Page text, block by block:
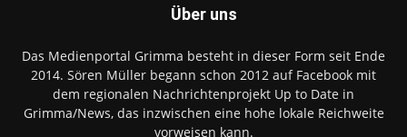
Über uns
Das Medienportal Grimma besteht in dieser Form seit Ende
2014. Sören Müller begann schon 2012 auf Facebook mit
dem regionalen Nachrichtenprojekt Up to Date in
Grimma/News, das inzwischen eine hohe lokale Reichweite
vorweisen kann.